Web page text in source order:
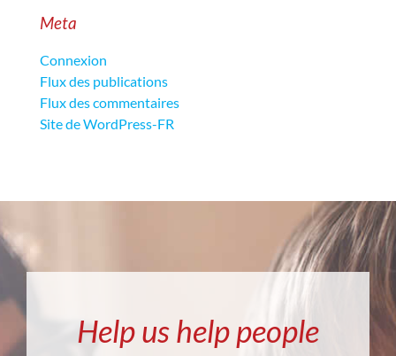
Meta
Connexion
Flux des publications
Flux des commentaires
Site de WordPress-FR
Help us help people